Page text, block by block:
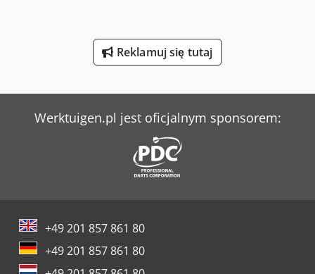
Mercedes-Benz Mb Trac
Mercedes-Benz V
Sperr & Lechner Maszyny Do Cięcia
Werner & Pfleiderer Kontenery
Reklamuj się tutaj
Werktuigen.pl jest oficjalnym sponsorem:
+49 201 857 861 80
+49 201 857 861 80